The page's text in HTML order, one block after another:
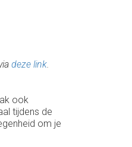
deze link.
ook
tijdens de
om je